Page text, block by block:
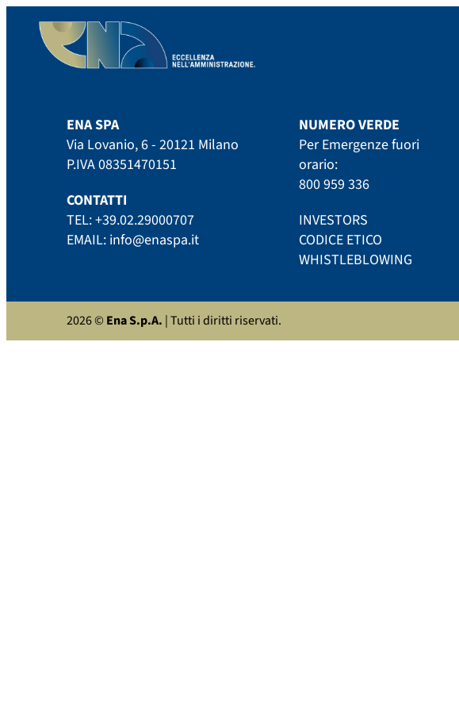
ENA SPA
Via Lovanio, 6 - 20121 Milano
P.IVA 08351470151
CONTATTI
TEL:+39.02.29000707
EMAIL: info@enaspa.it
NUMERO VERDE
Per Emergenze fuori
orario:
800 959 336
INVESTORS
CODICE ETICO
WHISTLEBLOWING
2026 © Ena S.p.A. | Tutti i diritti riservati.